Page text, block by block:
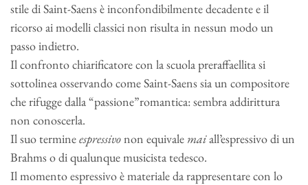
stile di Saint-Saens è inconfondibilmente decadente e il
ricorso ai modelli classici non risulta in nessun modo un
passo indietro.
Il confronto chiarificatore con la scuola preraffaellita si
sottolinea osservando come Saint-Saens sia un compositore
che rifugge dalla “passione”romantica: sembra addirittura
non conoscerla.
Il suo termineespressivonon equivale maiall’espressivo di un
Brahms o di qualunque musicista tedesco.
Il momento espressivo è materiale da rappresentare con lo